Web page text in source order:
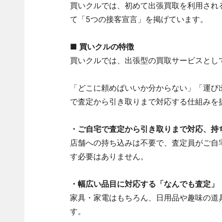
買いクルでは、初めて出張買取を利用さ
て「5つの接客宣言」を掲げています。
■ 買いクルの特徴
買いクルでは、出張型の買取サービスとし
「どこに頼めばいいか分からない」「運
で査定から引き取りまで対応する仕組みを
・ご自宅で査定から引き取りまで対応、
店舗への持ち込みは不要で、査定員がご
す必要はありません。
・幅広い品目に対応する「なんでも査定」
家具・家電はもちろん、日用品や趣味の
す。